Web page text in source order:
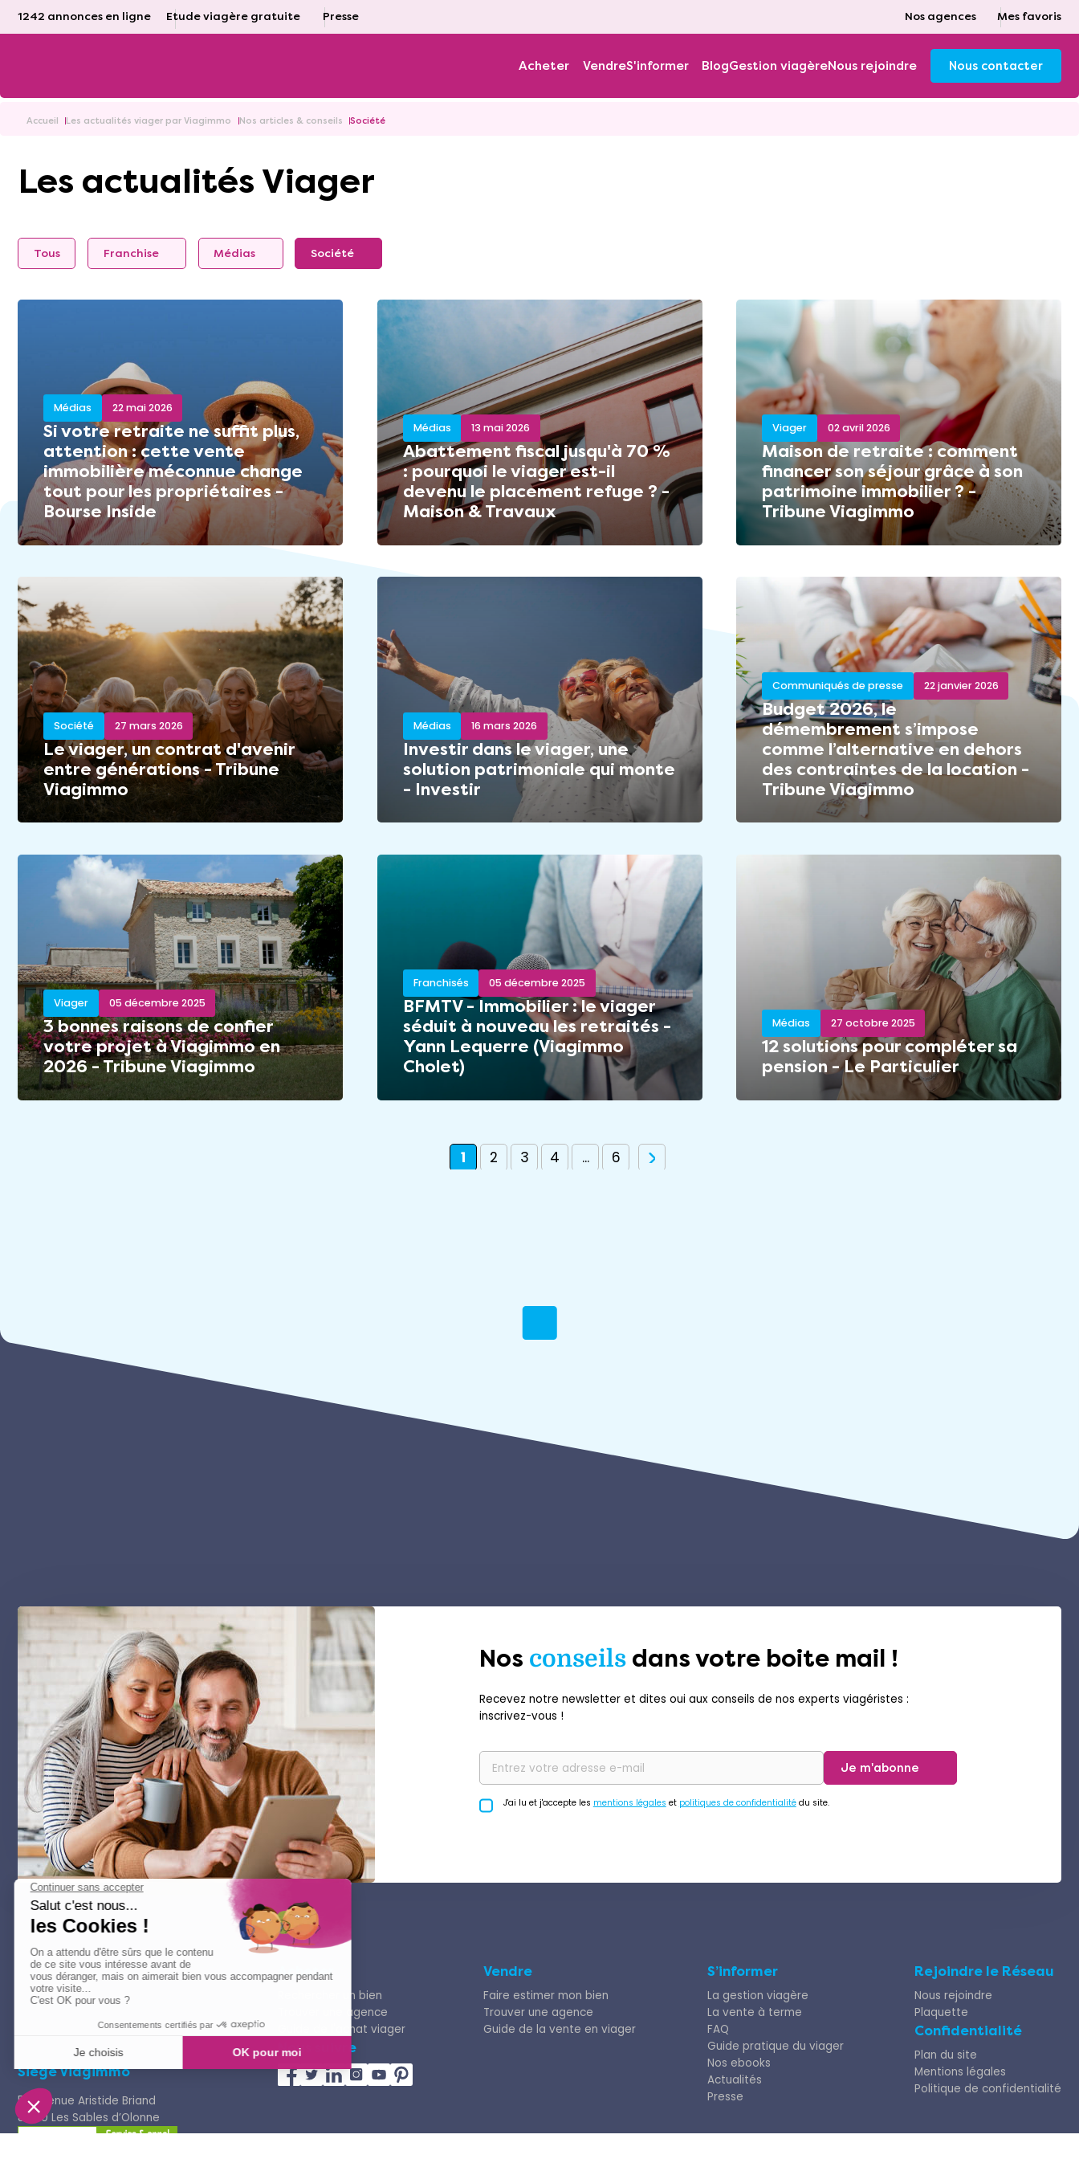
1242 annonces en ligne Etude viagère gratuite Presse Nos agences Mes favoris
Acheter VendreS'informer BlogGestion viagèreNous rejoindre Nous contacter
Accueil Les actualités viager par Viagimmo Nos articles & conseils Société
Les actualités Viager
Tous Franchise Médias Société
Médias 22 mai 2026
Si votre retraite ne suffit plus,
attention : cette vente
immobilière méconnue change
tout pour les propriétaires -
Bourse Inside
Médias 13 mai 2026
Abattement fiscal jusqu'à 70 %
: pourquoi le viager est-il
devenu le placement refuge ? -
Maison & Travaux
Viager 02 avril 2026
Maison de retraite : comment
financer son séjour grâce à son
patrimoine immobilier ? -
Tribune Viagimmo
Société 27 mars 2026
Le viager, un contrat d'avenir
entre générations - Tribune
Viagimmo
Médias 16 mars 2026
Investir dans le viager, une
solution patrimoniale qui monte
- Investir
Communiqués de presse 22 janvier 2026
Budget 2026, le
démembrement s’impose
comme l’alternative en dehors
des contraintes de la location -
Tribune Viagimmo
Viager 05 décembre 2025
3 bonnes raisons de confier
votre projet à Viagimmo en
2026 - Tribune Viagimmo
Franchisés 05 décembre 2025
BFMTV - Immobilier : le viager
séduit à nouveau les retraités -
Yann Lequerre (Viagimmo
Cholet)
Médias 27 octobre 2025
12 solutions pour compléter sa
pension - Le Particulier
1 2 3 4 ... 6
Nos conseils dans votre boite mail !
Recevez notre newsletter et dites oui aux conseils de nos experts viagéristes :
inscrivez-vous !
Je m'abonne
J'ai lu et j'accepte les mentions légales et politiques de confidentialitédu site.
Siège Viagimmo
58 avenue Aristide Briand
85100 Les Sables d’Olonne
Acheter
Rechercher un bien
Trouver une agence
Guide de l'achat viager
Nous suivre
Vendre
Faire estimer mon bien
Trouver une agence
Guide de la vente en viager
S’informer
La gestion viagère
La vente à terme
FAQ
Guide pratique du viager
Nos ebooks
Actualités
Presse
Rejoindre le Réseau
Nous rejoindre
Plaquette
Confidentialité
Plan du site
Mentions légales
Politique de confidentialité